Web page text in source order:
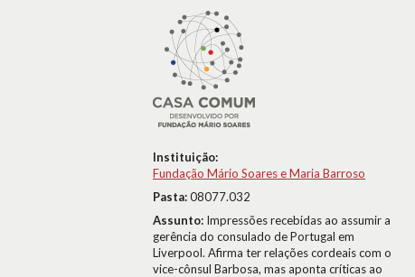
Instituição:
Fundação Mário Soares e Maria Barroso
Pasta:08077.032
Assunto: Impressões recebidas ao assumir a
gerência do consulado de Portugal em
Liverpool. Afirma ter relações cordeais com o
vice-cônsul Barbosa, mas aponta críticas ao